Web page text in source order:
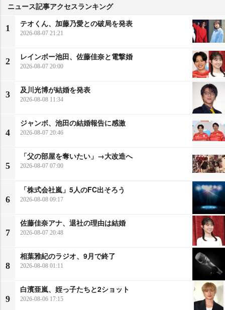
ニュース記事アクセスランキング
1
テオくん、加藤乃愛との破局を発表
2026-08-07 21:21
2
レインボー池田、佐藤佳奈と電撃婚
2026-08-07 20:00
3
及川光博が結婚を発表
2026-08-08 11:34
4
ジャンボ、池田の結婚報告に感激
2026-08-07 20:46
5
「父の部屋を奪いたい」→大改造へ
2026-08-07 07:00
6
「株式会社嵐」5人のFC出そろう
2026-08-08 09:17
7
佐藤佳奈アナ、退社の理由は結婚
2026-08-07 20:48
8
相葉雅紀のラジオ、9月で終了
2026-08-08 01:11
9
白濱亜嵐、姪っ子たちと2ショット
2026-08-06 17:15